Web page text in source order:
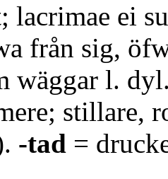
lacrimae ei
från sig,
wäggar l.
stillare,
-tad =